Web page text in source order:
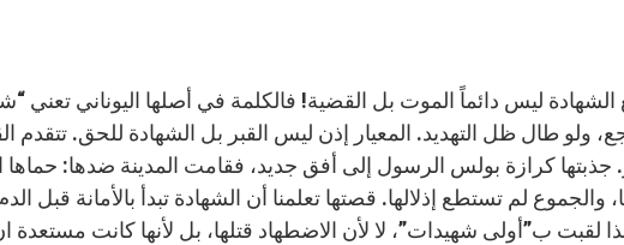
الشهادة ليس دائماً الموت بل القضية! فالكلمة في أصلها اليوناني تعني
ولو طال ظل التهديد. المعيار إذن ليس القبر بل الشهادة للحق. تتقدم
جذبتها كرازة بولس الرسول إلى أفق جديد، فقامت المدينة ضدها: حماها
والجموع لم تستطع إذلالها. قصتها تعلمنا أن الشهادة تبدأ بالأمانة
لقبت ب”أولى شهيدات”، لا لأن الاضطهاد قتلها، بل لأنها كانت مستعدة